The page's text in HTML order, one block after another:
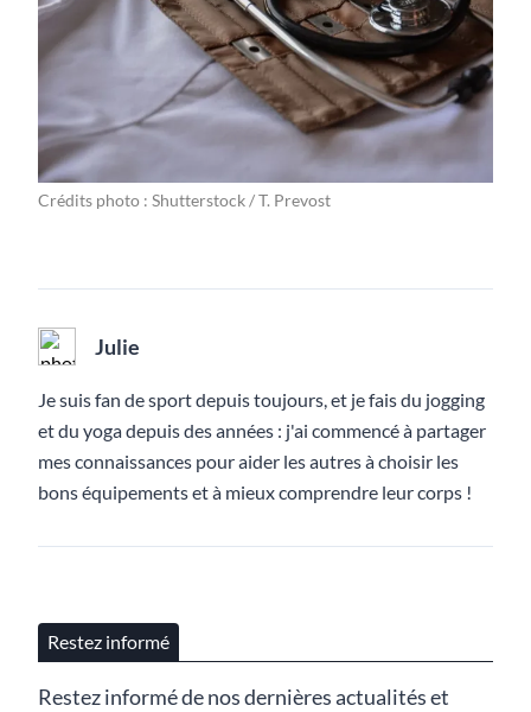
Crédits photo : Shutterstock / T. Prevost
Julie
Je suis fan de sport depuis toujours, et je fais du jogging
et du yoga depuis des années : j'ai commencé à partager
mes connaissances pour aider les autres à choisir les
bons équipements et à mieux comprendre leur corps !
Restez informé
Restez informé de nos dernières actualités et